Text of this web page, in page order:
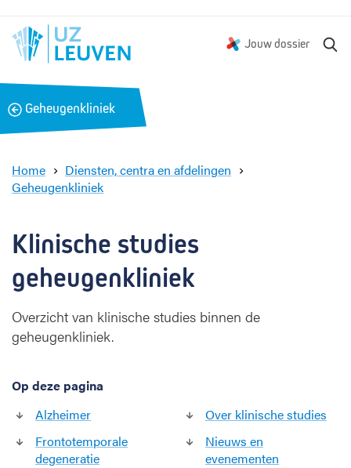
Jouw dossier
B
k
Geheugenkliniek
Home
Diensten, centra en afdelingen
Geheugenkliniek
n
s
h
e
e
Klinische studies
geheugenkliniek
Overzicht van klinische studies binnen de
geheugenkliniek.
Op deze pagina
Alzheimer
Frontotemporale
degeneratie
Over klinische studies
Nieuws en
evenementen